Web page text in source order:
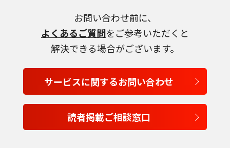
言語を選択
お問い合わせ前に、
よくあるご質問をご参考いただくと
解決できる場合がございます。
サービスに関するお問い合わせ
読者掲載ご相談窓口